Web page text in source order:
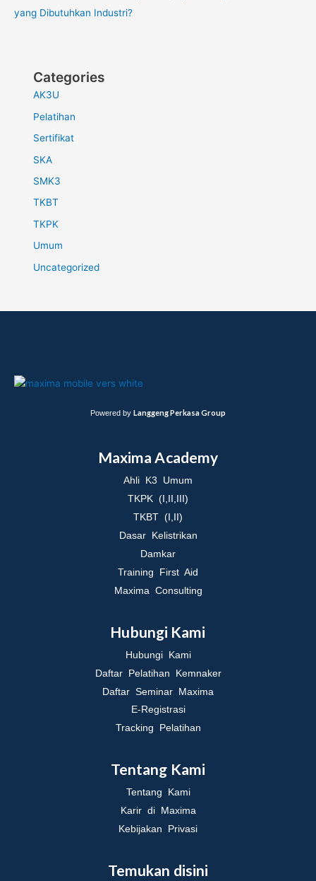
yang Dibutuhkan Industri?
Categories
AK3U
Pelatihan
Sertifikat
SKA
SMK3
TKBT
TKPK
Umum
Uncategorized
Powered by Langgeng Perkasa Group
Maxima Academy
Ahli K3 Umum
TKPK (I,II,III)
TKBT (I,II)
Dasar Kelistrikan
Damkar
Training First Aid
Maxima Consulting
Hubungi Kami
Hubungi Kami
Daftar Pelatihan Kemnaker
Daftar Seminar Maxima
E-Registrasi
Tracking Pelatihan
Tentang Kami
Tentang Kami
Karir di Maxima
Kebijakan Privasi
Temukan disini